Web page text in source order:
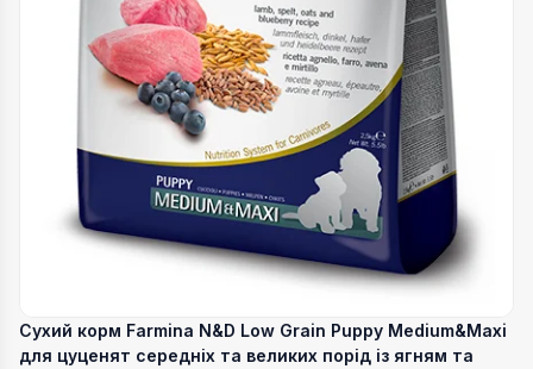
Сухий корм Farmina N&D Low Grain Puppy Medium&Maxi
для цуценят середніх та великих порід із ягням та